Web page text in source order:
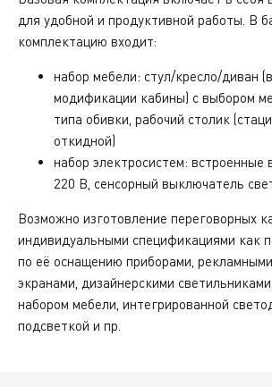
для удобной и продуктивной работы. В
комплектацию входит:
набор мебели: стул/кресло/диван
модификации кабины) с выбором
типа обивки, рабочий столик
откидной)
набор электросистем: встроенные
220 В, сенсорный выключатель
Возможно изготовление переговорных
индивидуальными спецификациями как
по её оснащению приборами,
экранами, дизайнерскими
набором мебели, интегрированной
подсветкой и пр.